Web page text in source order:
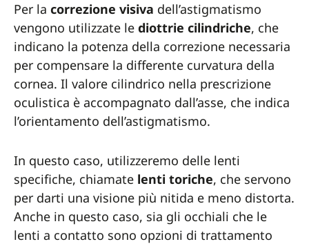
Per la correzione visiva dell’astigmatismo
vengono utilizzate le diottrie cilindriche, che
indicano la potenza della correzione necessaria
per compensare la differente curvatura della
cornea. Il valore cilindrico nella prescrizione
oculistica è accompagnato dall’asse, che indica
l’orientamento dell’astigmatismo.
In questo caso, utilizzeremo delle lenti
specifiche, chiamate lenti toriche, che servono
per darti una visione più nitida e meno distorta.
Anche in questo caso, sia gli occhiali che le
lenti a contatto sono opzioni di trattamento